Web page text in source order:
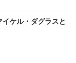
ケル・ダグラスと